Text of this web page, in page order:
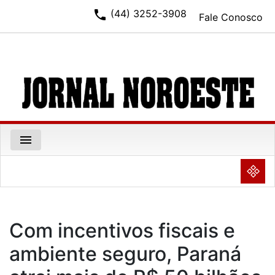
Fale Conosco
phone (44) 3252-3908
menu
NULL
Com incentivos fiscais e
ambiente seguro, Paraná